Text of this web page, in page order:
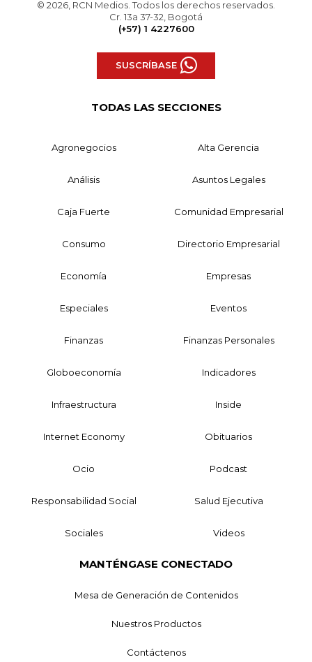
© 2026, RCN Medios. Todos los derechos reservados.
Cr. 13a 37-32, Bogotá
(+57) 1 4227600
SUSCRÍBASE
TODAS LAS SECCIONES
Agronegocios Alta Gerencia
Análisis Asuntos Legales
Caja Fuerte Comunidad Empresarial
Consumo Directorio Empresarial
Economía Empresas
Especiales Eventos
Finanzas Finanzas Personales
Globoeconomía Indicadores
Infraestructura Inside
Internet Economy Obituarios
Ocio Podcast
Responsabilidad Social Salud Ejecutiva
Sociales Videos
MANTÉNGASE CONECTADO
Mesa de Generación de Contenidos
Nuestros Productos
Contáctenos